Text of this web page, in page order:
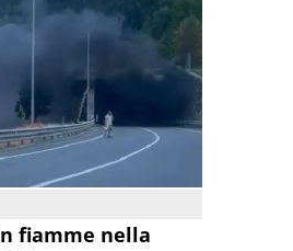
fiamme nella